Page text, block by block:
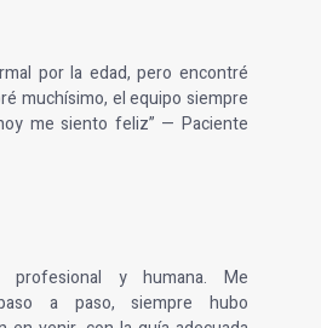
por la edad, pero encontré
muchísimo, el equipo siempre
me siento feliz” — Paciente
profesional y humana. Me
a paso, siempre hubo